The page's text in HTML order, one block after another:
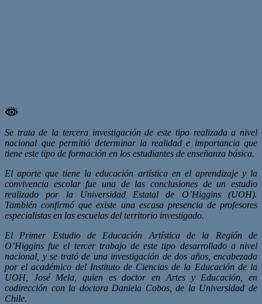
Se trata de la tercera investigación de este tipo realizada a nivel
nacional que permitió determinar la realidad e importancia que
tiene este tipo de formación en los estudiantes de enseñanza básica.
El aporte que tiene la educación artística en el aprendizaje y la
convivencia escolar fue una de las conclusiones de un estudio
realizado por la Universidad Estatal de O’Higgins (UOH).
También confirmó que existe una escasa presencia de profesores
especialistas en las escuelas del territorio investigado.
El Primer Estudio de Educación Artística de la Región de
O’Higgins fue el tercer trabajo de este tipo desarrollado a nivel
nacional, y se trató de una investigación de dos años, encabezada
por el académico del Instituto de Ciencias de la Educación de la
UOH, José Mela, quien es doctor en Artes y Educación, en
codirección con la doctora Daniela Cobos, de la Universidad de
Chile.